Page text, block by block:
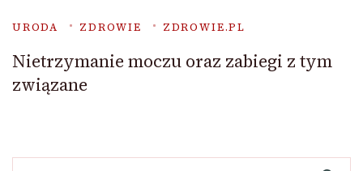
URODA ZDROWIE ZDROWIE.PL
Nietrzymanie moczu oraz zabiegi z tym
związane